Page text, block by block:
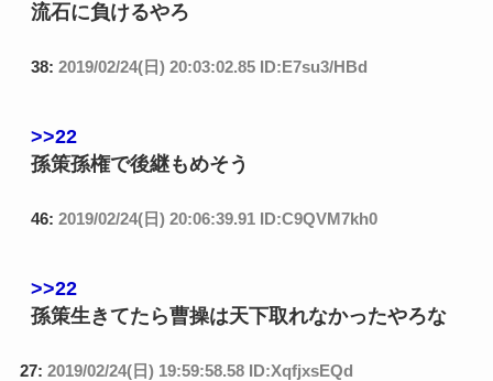
流石に負けるやろ
38: 2019/02/24(日) 20:03:02.85 ID:E7su3/HBd
>>22
孫策孫権で後継もめそう
46: 2019/02/24(日) 20:06:39.91 ID:C9QVM7kh0
>>22
孫策生きてたら曹操は天下取れなかったやろな
27: 2019/02/24(日) 19:59:58.58 ID:XqfjxsEQd